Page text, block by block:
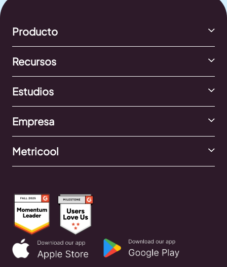
Producto
Recursos
Estudios
Empresa
Metricool